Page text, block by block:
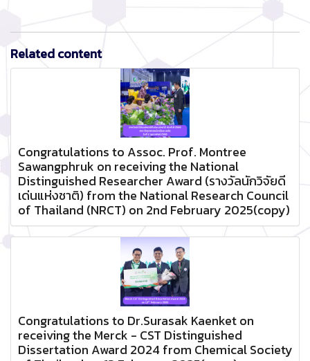
Related content
Congratulations to Assoc. Prof. Montree
Sawangphruk on receiving the National
Distinguished Researcher Award (รางวัลนักวิจัยดี
เด่นแห่งชาติ) from the National Research Council
of Thailand (NRCT) on 2nd February 2025(copy)
Congratulations to Dr.Surasak Kaenket on
receiving the Merck - CST Distinguished
Dissertation Award 2024 from Chemical Society